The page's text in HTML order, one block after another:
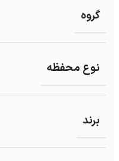
گروه
نوع محفظه
برند